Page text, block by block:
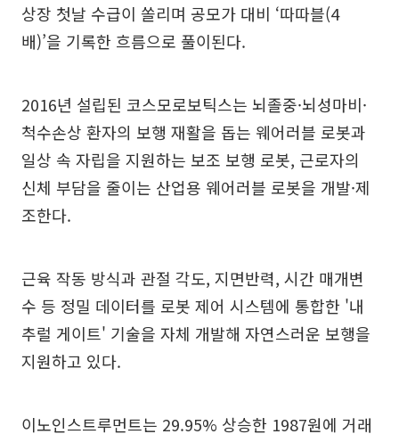
상장 첫날 수급이 쏠리며 공모가 대비 ‘따따블(4
배)’을 기록한 흐름으로 풀이된다.
2016년 설립된 코스모로보틱스는 뇌졸중·뇌성마비·
척수손상 환자의 보행 재활을 돕는 웨어러블 로봇과
일상 속 자립을 지원하는 보조 보행 로봇, 근로자의
신체 부담을 줄이는 산업용 웨어러블 로봇을 개발·제
조한다.
근육 작동 방식과 관절 각도, 지면반력, 시간 매개변
수 등 정밀 데이터를 로봇 제어 시스템에 통합한 '내
추럴 게이트' 기술을 자체 개발해 자연스러운 보행을
지원하고 있다.
이노인스트루먼트는 29.95% 상승한 1987원에 거래